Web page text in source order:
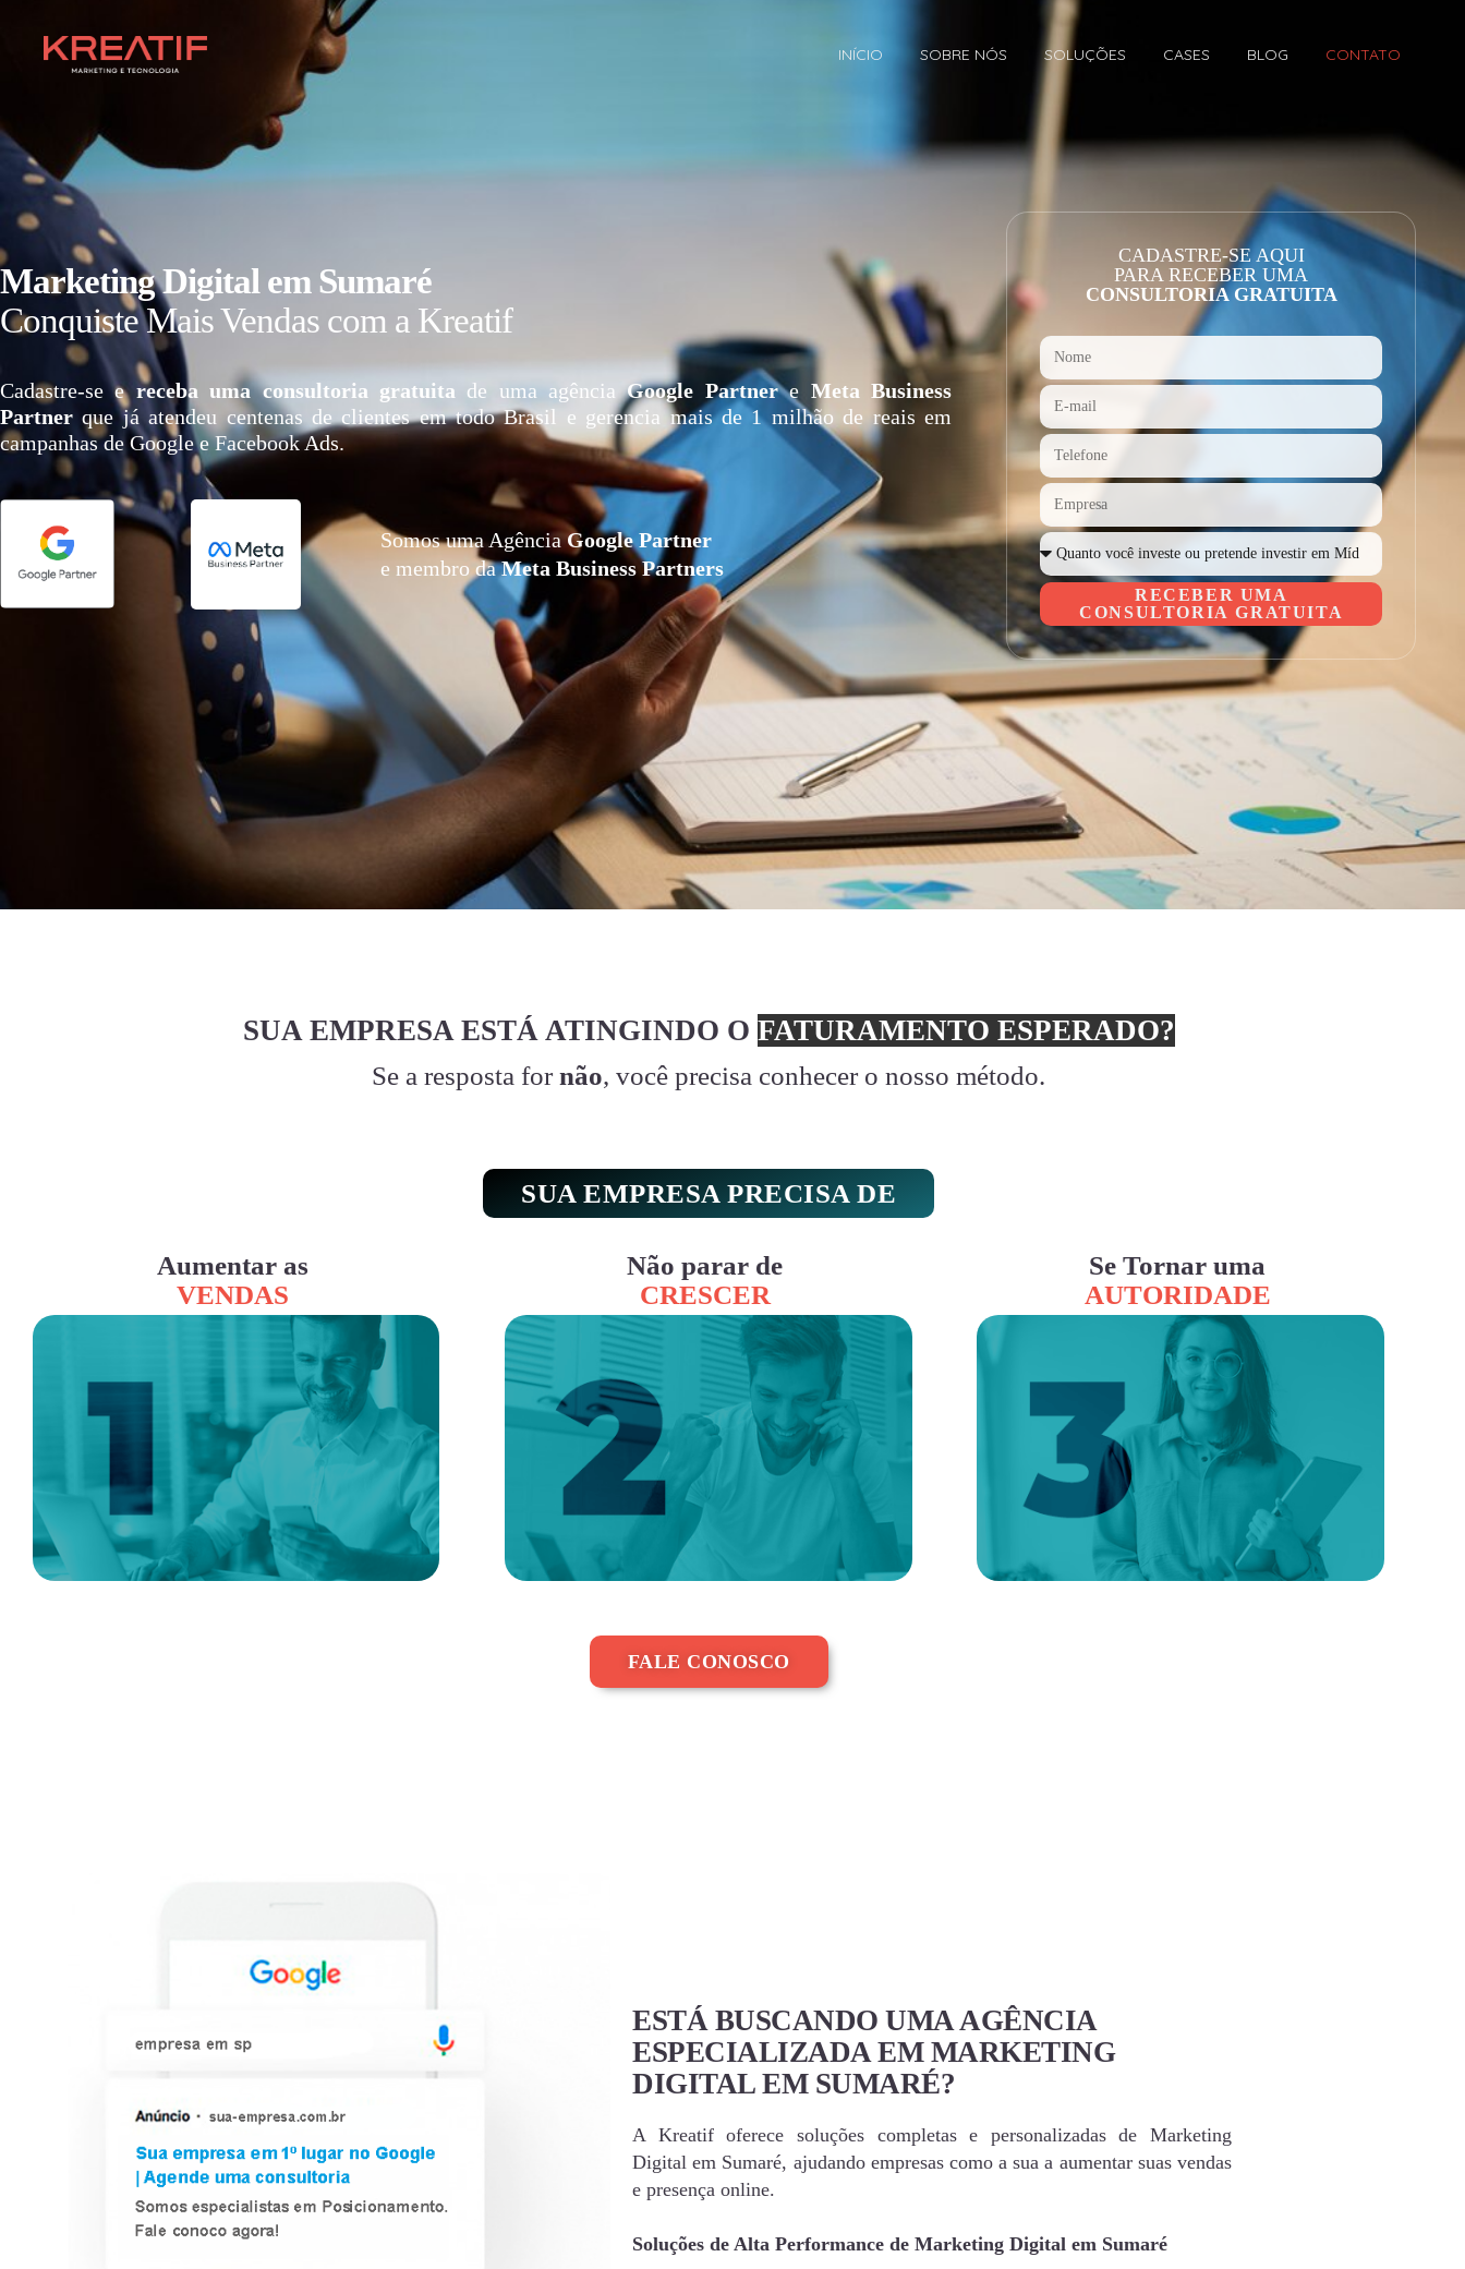
INÍCIO SOBRE NÓS SOLUÇÕES CASES BLOG CONTATO
Marketing Digital em Sumaré
Conquiste Mais Vendas com a Kreatif
Cadastre-se e receba uma consultoria gratuita de uma agênciaGoogle Partnere Meta Business
Partner que já atendeu centenas de clientes em todo Brasil e gerencia mais de 1 milhão de reais em
campanhas de Google e Facebook Ads.
Somos uma AgênciaGoogle Partner
e membro daMeta Business Partners
CADASTRE-SE AQUI
PARA RECEBER UMA
CONSULTORIA GRATUITA
RECEBER UMA
CONSULTORIA GRATUITA
SUA EMPRESA ESTÁ ATINGINDO O FATURAMENTO ESPERADO?
Se a resposta for não, você precisa conhecer o nosso método.
SUA EMPRESA PRECISA DE
Aumentar as
VENDAS
Não parar de
CRESCER
Se Tornar uma
AUTORIDADE
FALE CONOSCO
ESTÁ BUSCANDO UMA AGÊNCIA
ESPECIALIZADA EM MARKETING
DIGITAL EM SUMARÉ?
A Kreatif oferece soluções completas e personalizadas de Marketing
Digital em Sumaré, ajudando empresas como a sua a aumentar suas vendas
e presença online.
Soluções de Alta Performance de Marketing Digital em Sumaré